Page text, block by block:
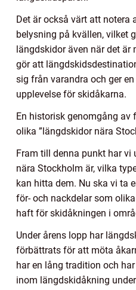
Det är också värt att notera
belysning på kvällen, vilket
längdskidor även när det är
gör att
sig från varandra och ger
upplevelse för skidåkarna.
En historisk genomgång av
olika ”längdskidor nära
Fram till denna punkt har vi
nära Stockholm är, vilka
kan hitta dem. Nu ska vi ta
för- och nackdelar som
haft för skidåkningen i
Under årens lopp har
förbättrats för att möta
har en lång tradition och
inom längdskidåkning